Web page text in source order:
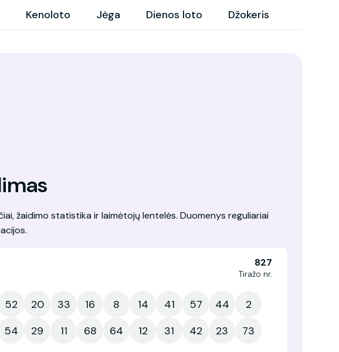
Kenoloto Jėga Dienos loto Džokeris
žaidimo statistika ir laimėtojų lentelės. Duomenys reguliariai
827
Tiražo nr.
52 20 33 16 8 14 41 57 44
2
54 29 11 68 64 12 31 42 23
73